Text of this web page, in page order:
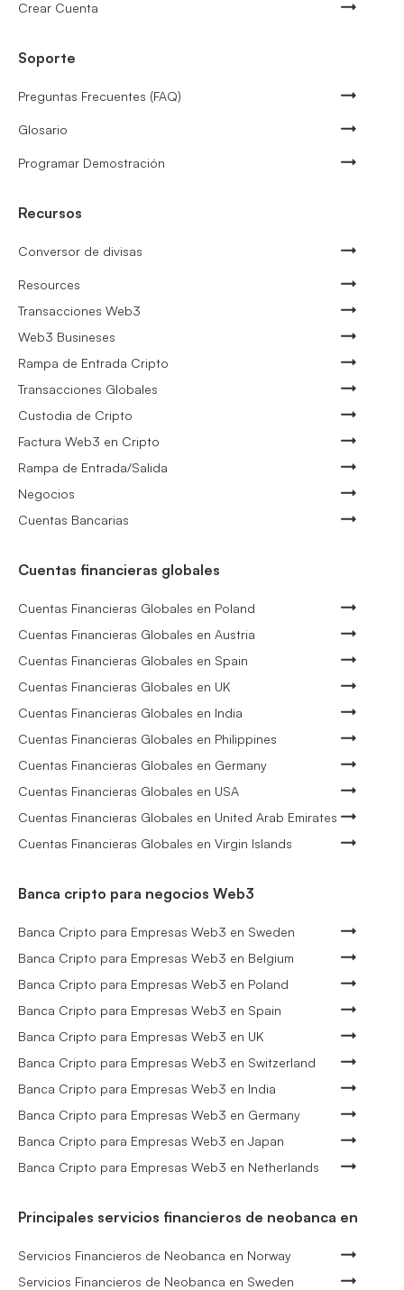
Crear Cuenta
Soporte
Preguntas Frecuentes (FAQ)
Glosario
Programar Demostración
Recursos
Conversor de divisas
Resources
Transacciones Web3
Web3 Busineses
Rampa de Entrada Cripto
Transacciones Globales
Custodia de Cripto
Factura Web3 en Cripto
Rampa de Entrada/Salida
Negocios
Cuentas Bancarias
Cuentas financieras globales
Cuentas Financieras Globales en Poland
Cuentas Financieras Globales en Austria
Cuentas Financieras Globales en Spain
Cuentas Financieras Globales en UK
Cuentas Financieras Globales en India
Cuentas Financieras Globales en Philippines
Cuentas Financieras Globales en Germany
Cuentas Financieras Globales en USA
Cuentas Financieras Globales en United Arab Emirates
Cuentas Financieras Globales en Virgin Islands
Banca cripto para negocios Web3
Banca Cripto para Empresas Web3 en Sweden
Banca Cripto para Empresas Web3 en Belgium
Banca Cripto para Empresas Web3 en Poland
Banca Cripto para Empresas Web3 en Spain
Banca Cripto para Empresas Web3 en UK
Banca Cripto para Empresas Web3 en Switzerland
Banca Cripto para Empresas Web3 en India
Banca Cripto para Empresas Web3 en Germany
Banca Cripto para Empresas Web3 en Japan
Banca Cripto para Empresas Web3 en Netherlands
Principales servicios financieros de neobanca en
Servicios Financieros de Neobanca en Norway
Servicios Financieros de Neobanca en Sweden